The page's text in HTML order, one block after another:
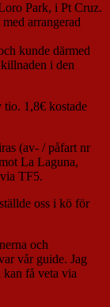
Park, i Pt Cruz.
arrangerad
kunde därmed
i den
1,8€ kostade
(av- / påfart nr
La Laguna,
TF5.
oss i kö för
och
vår guide. Jag
kan få veta via